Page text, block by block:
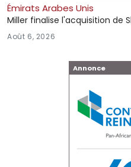
Émirats Arabes Unis
Miller finalise l'acquisition de
Août 6, 2026
Annonce